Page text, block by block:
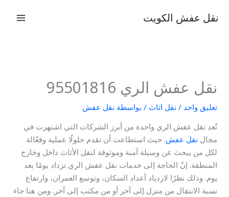
نقل عفش الكويت
نقل عفش الري 95501816
تعليق واحد / نقل اثاث / بواسطة نقل عفش
تُعد نقل عفش الري واحدة من أبرز الشركات التي اشتهرت في
مجال نقل عفش. حيث استطاعت أن تقدم حلولًا عملية وفعّالة
لكل من يبحث عن وسيلة آمنة وموثوقة لنقل الأثاث داخل وخارج
المنطقة. إنّ الحاجة إلى خدمات نقل عفش الري تزداد يومًا بعد
يوم. وذلك نظرًا لازدياد أعداد السكان، وتوسع العمران، وارتفاع
نسبة الانتقال من منزل إلى آخر أو من مكتب إلى آخر. ومن هنا جاء